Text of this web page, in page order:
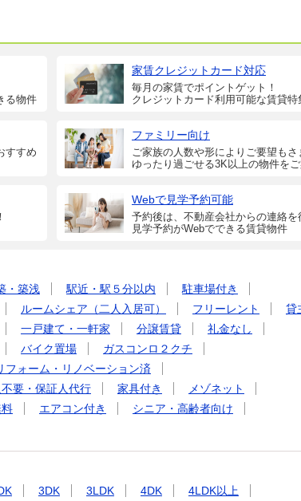
る物件
家賃クレジットカード対応
毎月の家賃でポイントゲット！
クレジットカード利用可能な賃貸特
すすめ
ファミリー向け
ご家族の人数や形によりご要望もさ
ゆったり過ごせる3K以上の物件をご
Webで見学予約可能
予約後は、不動産会社からの連絡を
見学予約がWebでできる賃貸物件
・築浅 駅近・駅５分以内
駐車場付き
ルームシェア（二人入居可） フリーレント
貸
一戸建て・一軒家 分譲賃貸
礼金なし
バイク置場
ガスコンロ２クチ
フォーム・リノベーション済
要・保証人代行 家具付き
メゾネット
エアコン付き
シニア・高齢者向け
3DK 3LDK 4DK
4LDK以上